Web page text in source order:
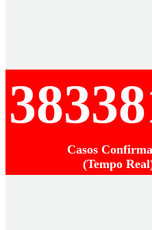
Casos
(Tempo